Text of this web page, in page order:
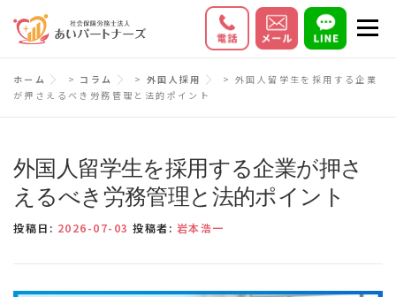
ン
キ
ッ
プ
メニ
初めての方へ サービス内容 料金
ホーム > コラム > 外国人採用 >外国人留学生を採用する企業
が押さえるべき労務管理と法的ポイント
外国人留学生を採用する企業が押さ
えるべき労務管理と法的ポイント
投稿日: 2026-07-03 投稿者: 岩本浩一